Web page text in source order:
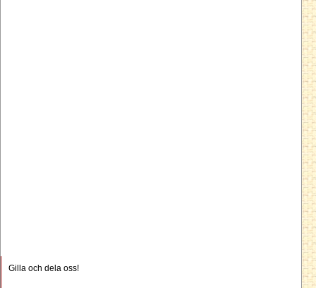
Gilla och dela oss!